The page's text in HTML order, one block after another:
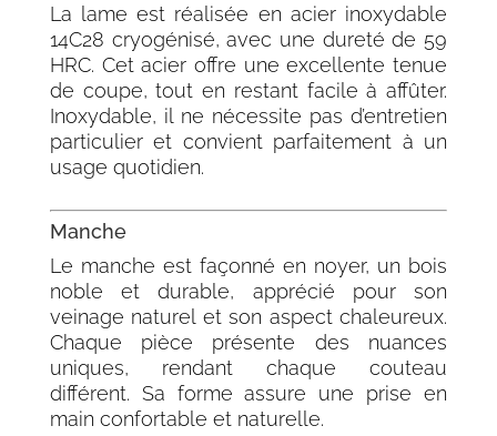
La lame est réalisée en acier inoxydable
14C28 cryogénisé, avec une dureté de 59
HRC. Cet acier offre une excellente tenue
de coupe, tout en restant facile à affûter.
Inoxydable, il ne nécessite pas d’entretien
particulier et convient parfaitement à un
usage quotidien.
Manche
Le manche est façonné en noyer, un bois
noble et durable, apprécié pour son
veinage naturel et son aspect chaleureux.
Chaque pièce présente des nuances
uniques, rendant chaque couteau
différent. Sa forme assure une prise en
main confortable et naturelle.